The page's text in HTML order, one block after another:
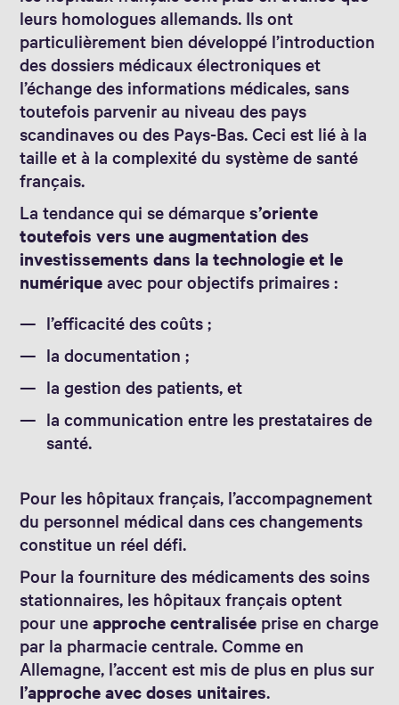
leurs homologues allemands. Ils ont
particulièrement bien développé l’introduction
des dossiers médicaux électroniques et
l’échange des informations médicales, sans
toutefois parvenir au niveau des pays
scandinaves ou des Pays-Bas. Ceci est lié à la
taille et à la complexité du système de santé
français.
La tendance qui se démarques’oriente
toutefois vers une augmentation des
investissements dans la technologie et le
numériqueavec pour objectifs primaires :
l’efficacité des coûts ;
la documentation ;
la gestion des patients, et
la communication entre les prestataires de
santé.
Pour les hôpitaux français, l’accompagnement
du personnel médical dans ces changements
constitue un réel défi.
Pour la fourniture des médicaments des soins
stationnaires, les hôpitaux français optent
pour uneapproche centralisée prise en charge
par la pharmacie centrale. Comme en
Allemagne, l’accent est mis de plus en plus sur
l’approche avec doses unitaires.